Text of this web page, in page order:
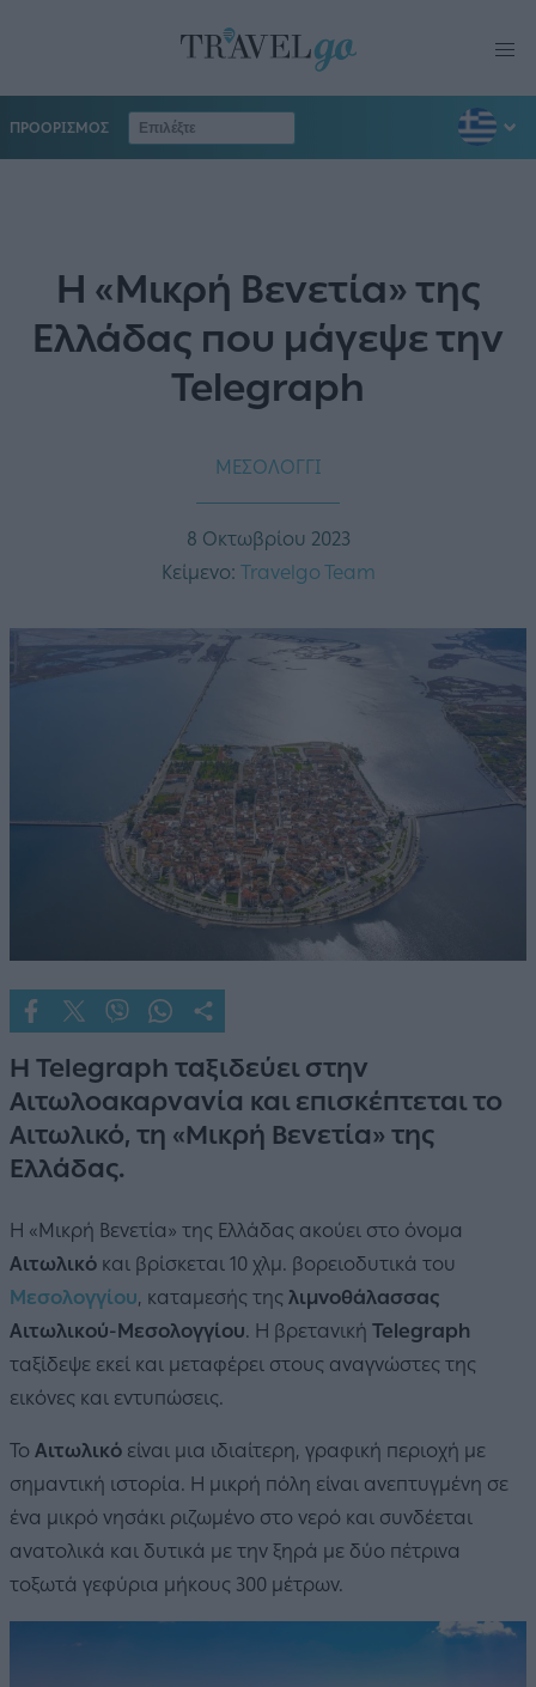
ΠΡΟΟΡΙΣΜΟΣ
Η «Μικρή Βενετία» της
Ελλάδας που μάγεψε την
Telegraph
ΜΕΣΟΛΟΓΓΙ
8 Οκτωβρίου 2023
Κείμενο: Travelgo Team
Η Telegraph ταξιδεύει στην
Αιτωλοακαρνανία και επισκέπτεται το
Αιτωλικό, τη «Μικρή Βενετία» της
Ελλάδας.
Η «Μικρή Βενετία» της Ελλάδας ακούει στο όνομα
Αιτωλικό και βρίσκεται 10 χλμ. βορειοδυτικά του
Μεσολογγίου, καταμεσής της λιμνοθάλασσας
Αιτωλικού-Μεσολογγίου. Η βρετανική Telegraph
ταξίδεψε εκεί και μεταφέρει στους αναγνώστες της
εικόνες και εντυπώσεις.
Το Αιτωλικό είναι μια ιδιαίτερη, γραφική περιοχή με
σημαντική ιστορία. Η μικρή πόλη είναι ανεπτυγμένη σε
ένα μικρό νησάκι ριζωμένο στο νερό και συνδέεται
ανατολικά και δυτικά με την ξηρά με δύο πέτρινα
τοξωτά γεφύρια μήκους 300 μέτρων.